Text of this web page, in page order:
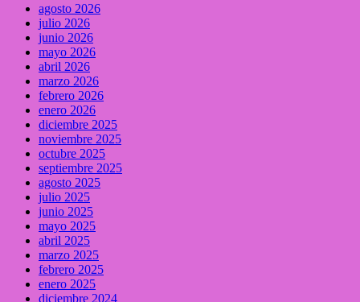
agosto 2026
julio 2026
junio 2026
mayo 2026
abril 2026
marzo 2026
febrero 2026
enero 2026
diciembre 2025
noviembre 2025
octubre 2025
septiembre 2025
agosto 2025
julio 2025
junio 2025
mayo 2025
abril 2025
marzo 2025
febrero 2025
enero 2025
diciembre 2024